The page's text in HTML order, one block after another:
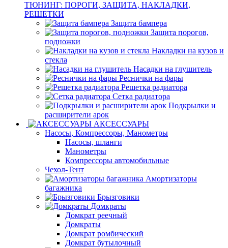
ТЮНИНГ: ПОРОГИ, ЗАЩИТА, НАКЛАДКИ,
РЕШЕТКИ
Защита бампера
Защита порогов,
подножки
Накладки на кузов и
стекла
Насадки на глушитель
Реснички на фары
Решетка радиатора
Сетка радиатора
Подкрылки и
расширители арок
АКСЕССУАРЫ
Насосы, Компрессоры, Манометры
Насосы, шланги
Манометры
Компрессоры автомобильные
Чехол-Тент
Амортизаторы
багажника
Брызговики
Домкраты
Домкрат реечный
Домкраты
Домкрат ромбический
Домкрат бутылочный